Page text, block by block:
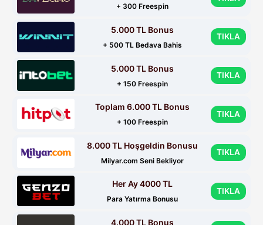
+ 300 Freespin
5.000 TL Bonus
+ 500 TL Bedava Bahis
TIKLA
5.000 TL Bonus
+ 150 Freespin
TIKLA
Toplam 6.000 TL Bonus
+ 100 Freespin
TIKLA
8.000 TL Hoşgeldin Bonusu
Milyar.com Seni Bekliyor
TIKLA
Her Ay 4000 TL
Para Yatırma Bonusu
TIKLA
4.000 TL Bonus